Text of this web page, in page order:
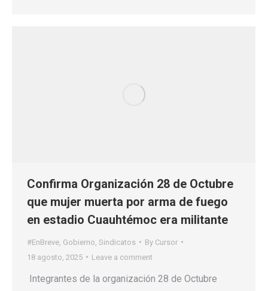
Confirma Organización 28 de Octubre
que mujer muerta por arma de fuego
en estadio Cuauhtémoc era militante
#EnBreve Gobierno Sindicatos By Cursor
18 agosto, 2025
Leave a comment
Integrantes de la organización 28 de Octubre